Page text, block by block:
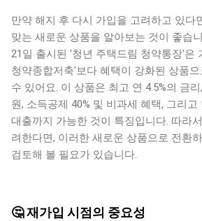
만약 해지 후 다시 가입을 고려하고 있다
맞는 새로운 상품을 알아보는 것이 좋습
21일 출시된 '청년 주택드림 청약통장'은
청약종합저축'보다 혜택이 강화된 상품
수 있어요. 이 상품은 최고 연 4.5%의 금
원, 소득공제 40% 및 비과세 혜택, 그리
대출까지 가능한 것이 특징입니다. 따라
려한다면, 이러한 새로운 상품으로 전환
검토해 볼 필요가 있습니다.
🤔 재가입 시점의 중요성